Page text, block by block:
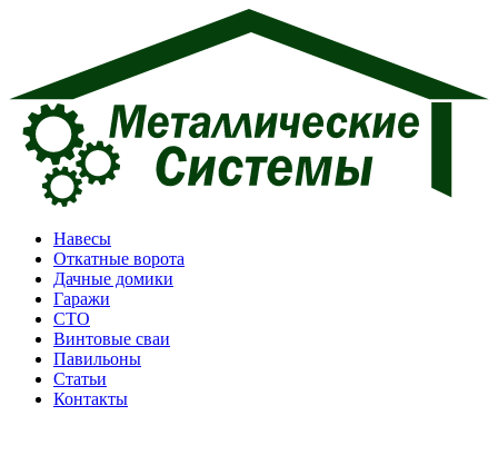
содержимому
Навесы
Откатные ворота
Дачные домики
Гаражи
СТО
Винтовые сваи
Павильоны
Статьи
Контакты